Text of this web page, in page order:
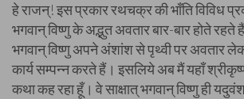
हे राजन्‌! इस प्रकार रथचक्र की भाँति विविध
भगवान्‌ विष्णु के अद्भुत अवतार बार-बार होते रहते
भगवान्‌ विष्णु अपने अंशांश से पृथ्वी पर अवतार
कार्य सम्पन्न करते हैं। इसलिये अब मैं यहाँ
कथा कह रहा हूँ। वे साक्षात्‌ भगवान्‌ विष्णु ही